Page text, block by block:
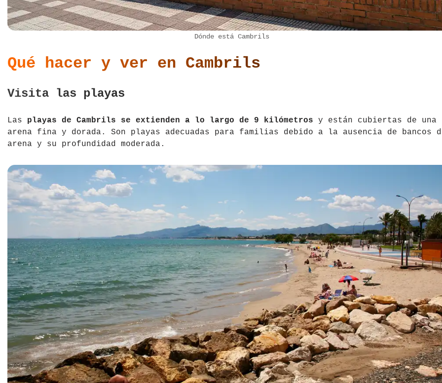
Dónde está Cambrils
Qué hacer y ver en Cambrils
Visita las playas
Las playas de Cambrils se extienden a lo largo de 9 kilómetros y están cubiertas de una
arena fina y dorada. Son playas adecuadas para familias debido a la ausencia de bancos
arena y su profundidad moderada.